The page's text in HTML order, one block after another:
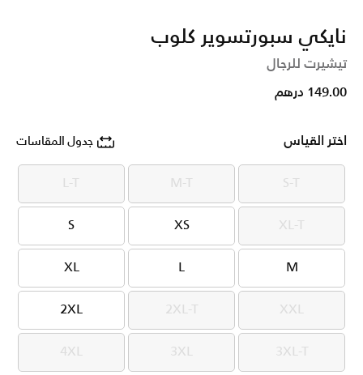
نايكي سبورتسوير كلوب
تيشيرت للرجال
149.00 درهم
اختر القياس جدول المقاسات
S-T
S-T
M-T
M-T
L-T
L-T
XL-T
XL-T
XS
XS
S
S
M
M
L
L
XL
XL
XXL
XXL
2XL-T
2XL-T
2XL
2XL
3XL-T
3XL-T
3XL
3XL
4XL
4XL